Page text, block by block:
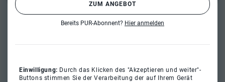
ZUM ANGEBOT
Bereits PUR-Abonnent? Hier anmelden
Einwilligung: Durch das Klicken des "Akzeptieren und weiter"-
Buttons stimmen Sie der Verarbeitung der auf Ihrem Gerät